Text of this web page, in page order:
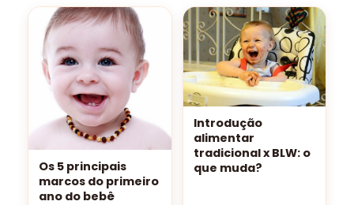
Os 5 principais
marcos do primeiro
ano do bebê
Introdução
alimentar
tradicional x BLW: o
que muda?